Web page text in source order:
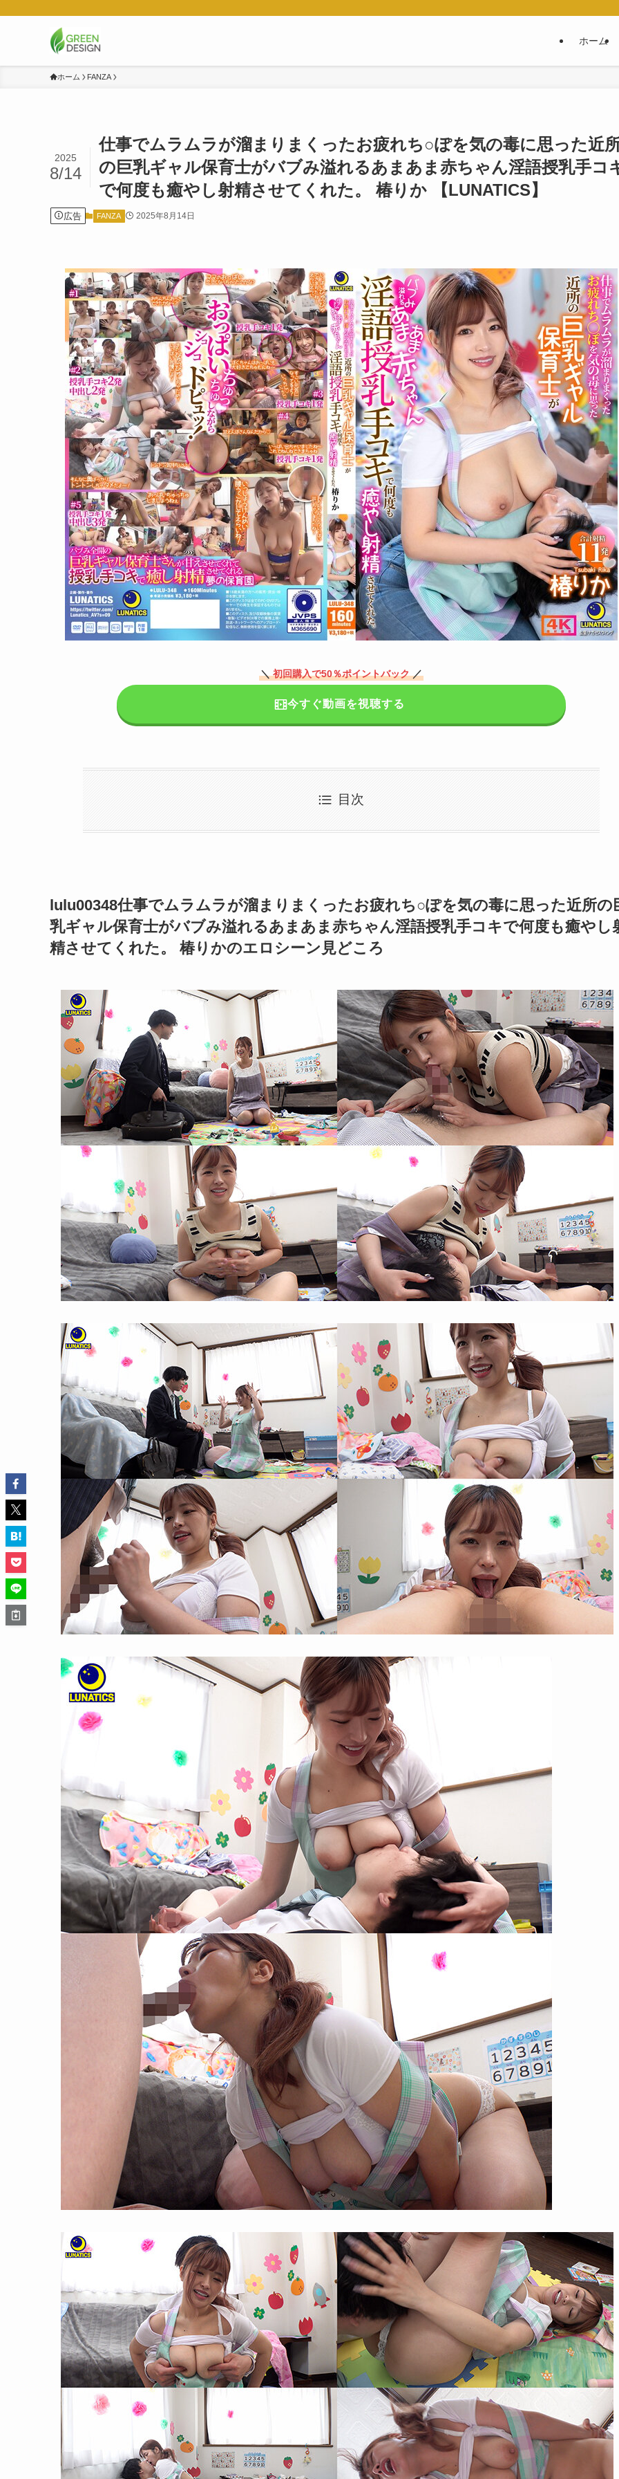
ホーム
ホーム FANZA
仕事でムラムラが溜まりまくったお疲れち○ぽを気の毒に思った近
の巨乳ギャル保育士がバブみ溢れるあまあま赤ちゃん淫語授乳手コ
で何度も癒やし射精させてくれた。 椿りか 【LUNATICS】
2025
8/14
広告 FANZA 2025年8月14日
＼初回購入で50％ポイントバック／
今すぐ動画を視聴する
目次
lulu00348仕事でムラムラが溜まりまくったお疲れち○ぽを気の毒に思った近所の
乳ギャル保育士がバブみ溢れるあまあま赤ちゃん淫語授乳手コキで何度も癒やし
精させてくれた。 椿りかのエロシーン見どころ